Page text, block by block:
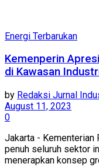
Energi Terbarukan
Kemenperin
di Kawasan
by Redaksi Jurnal
August 11, 2023
0
Jakarta - Kementerian
penuh seluruh sektor
menerapkan konsep